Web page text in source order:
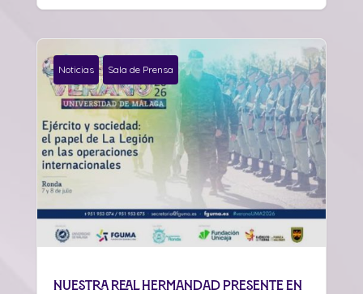
Noticias Sala de Prensa
Nuestra Real Hermandad presente en